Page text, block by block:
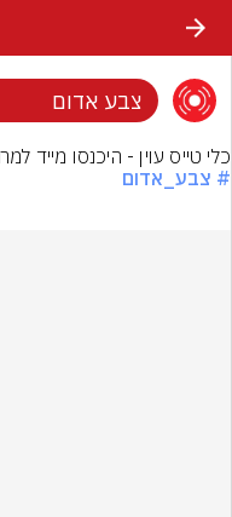
צבע אדום
כלי טייס עוין - היכנסו מייד
# צבע_אדום